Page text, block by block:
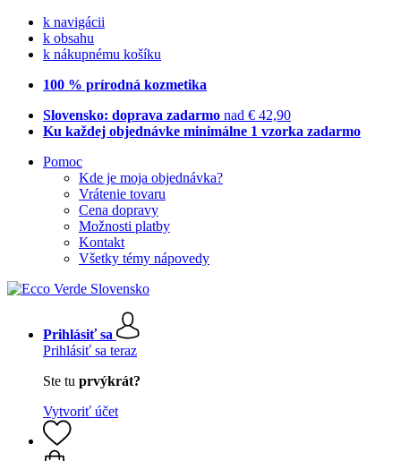
k navigácii
k obsahu
k nákupnému košíku
100 % prírodná kozmetika
Slovensko: doprava zadarmo nad € 42,90
Ku každej objednávke minimálne 1 vzorka zadarmo
Pomoc
Kde je moja objednávka?
Vrátenie tovaru
Cena dopravy
Možnosti platby
Kontakt
Všetky témy nápovedy
Prihlásiť sa
Prihlásiť sa teraz
Ste tu prvýkrát?
Vytvoriť účet